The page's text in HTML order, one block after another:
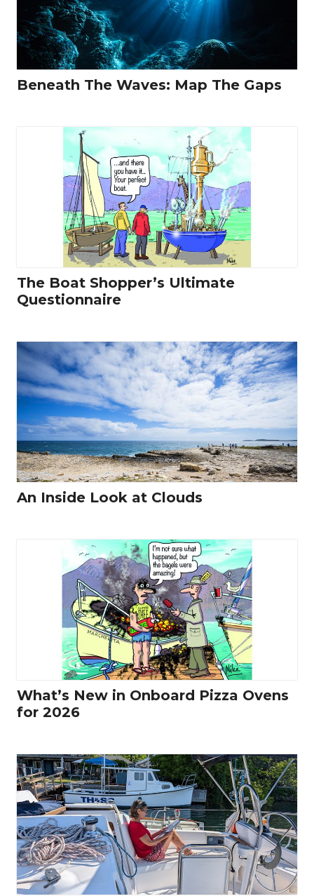
Beneath The Waves: Map The Gaps
The Boat Shopper’s Ultimate
Questionnaire
An Inside Look at Clouds
What’s New in Onboard Pizza Ovens
for 2026